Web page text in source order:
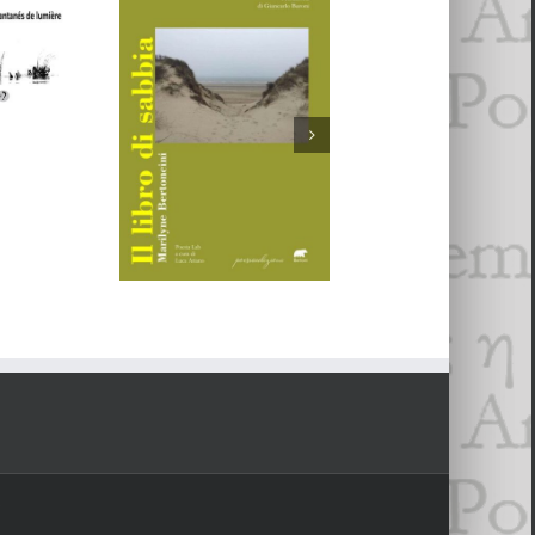
- 6 jan­vi­er 2024
Est-ce que tu sais ?- 30 octo­
Bap­tême jusqu’à Rêval­ité…
- 29 avril 2023
», vari­a­tions de
/
Marilyne
Bertoncini,
libro di sabbia
Marilyne
Bertoncini et